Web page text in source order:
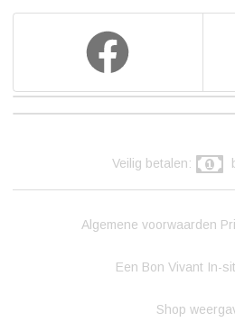
Veilig betalen:
Algemene voorwaarden
Een Bon Vivant In-
Shop